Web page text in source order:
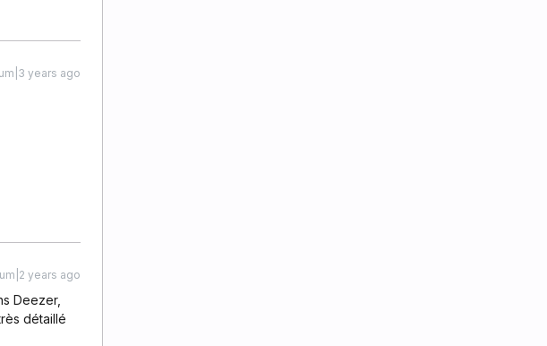
years ago
years ago
Deezer,
détaillé